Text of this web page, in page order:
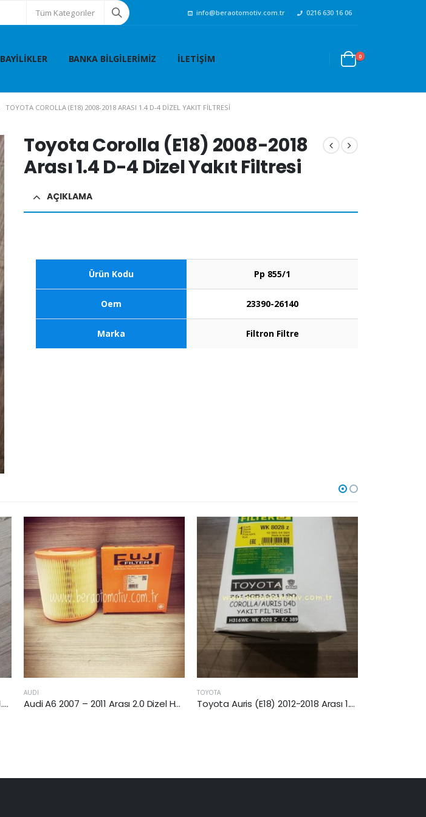
Tüm Kategoriler info@beraotomotiv.com.tr 0216 630 16 06
BAYILIKLER BANKA BILGILERIMIZ İLETIŞIM 0
TOYOTA COROLLA (E18) 2008-2018 ARASI 1.4 D-4 DIZEL YAKIT FILTRESI
Toyota Corolla (E18) 2008-2018
Arası 1.4 D-4 Dizel Yakıt Filtresi
AÇIKLAMA
Ürün Kodu Pp 855/1
Oem 23390-26140
Marka Filtron Filtre
Audi A6 2007 – 2011 Arası 2.0 Dizel Hava Filtresi
TOYOTA
Toyota Auris (E18) 2012-2018 Arası 1.4 D-4 Dizel Yakıt Filtresi
TOYOTA
Toyota Corolla (E18) 2008-2018 Arası 1.4 D-4 Dizel Yakıt Filtresi